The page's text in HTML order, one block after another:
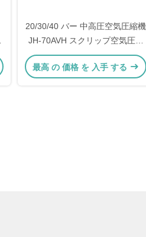
20/30/40 バー 中高圧空気圧縮機
JH-70AVH スクリップ空気圧縮
機
最高 の 価格 を 入手 する